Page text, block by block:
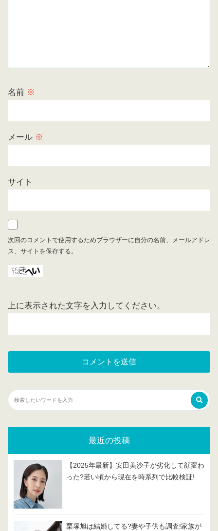
名前 ※
メール ※
サイト
次回のコメントで使用するためブラウザーに自分の名前、メールアドレ
ス、サイトを保存する。
上に表示された文字を入力してください。
最近の投稿
【2025年最新】安田美沙子が劣化して顔変わ
った?若い頃から現在を時系列で比較検証!
栗塚旭は結婚してる?妻や子供も調査!家族が